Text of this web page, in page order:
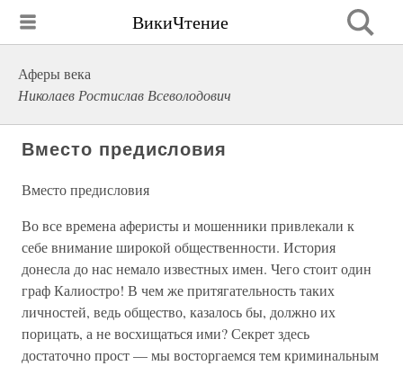
ВикиЧтение
Аферы века
Николаев Ростислав Всеволодович
Вместо предисловия
Вместо предисловия
Во все времена аферисты и мошенники привлекали к
себе внимание широкой общественности. История
донесла до нас немало известных имен. Чего стоит один
граф Калиостро! В чем же притягательность таких
личностей, ведь общество, казалось бы, должно их
порицать, а не восхищаться ими? Секрет здесь
достаточно прост — мы восторгаемся тем криминальным